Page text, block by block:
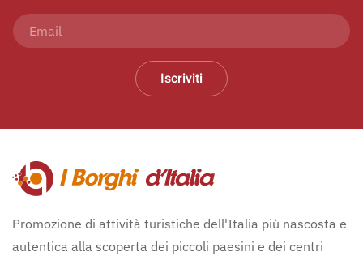
Iscriviti
Promozione di attività turistiche dell'Italia più nascosta e
autentica alla scoperta dei piccoli paesini e dei centri